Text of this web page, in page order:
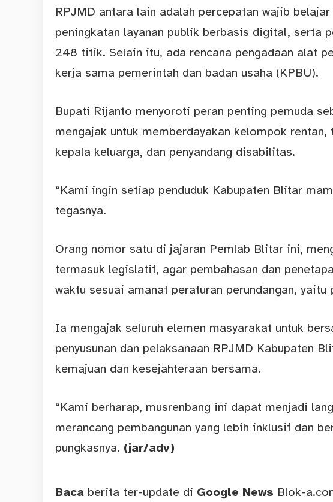
RPJMD antara lain adalah percepatan wajib
peningkatan layanan publik berbasis digital, serta
248 titik. Selain itu, ada rencana pengadaan alat
kerja sama pemerintah dan badan usaha (KPBU).
Bupati Rijanto menyoroti peran penting pemuda
mengajak untuk memberdayakan kelompok
kepala keluarga, dan penyandang disabilitas.
“Kami ingin setiap penduduk Kabupaten Blitar
tegasnya.
Orang nomor satu di jajaran Pemlab Blitar ini,
termasuk legislatif, agar pembahasan dan
waktu sesuai amanat peraturan perundangan,
Ia mengajak seluruh elemen masyarakat untuk
penyusunan dan pelaksanaan RPJMD Kabupaten
kemajuan dan kesejahteraan bersama.
“Kami berharap, musrenbang ini dapat menjadi
merancang pembangunan yang lebih inklusif dan
pungkasnya. (jar/adv)
Baca berita ter-update di Google News Blok-